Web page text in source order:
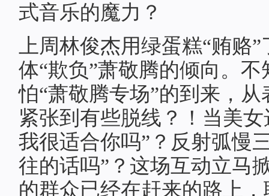
式音乐的魔力？
上周林俊杰用绿蛋糕“贿赂
体“欺负”萧敬腾的倾向。
怕“萧敬腾专场”的到来，
紧张到有些脱线？！当美
我很适合你吗”？反射弧慢
往的话吗”？这场互动立马
的群众已经在赶来的路上